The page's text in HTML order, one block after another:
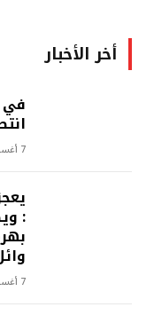
أخر الأخبار
في
7 أغسطس,2026
:
7 أغسطس,2026